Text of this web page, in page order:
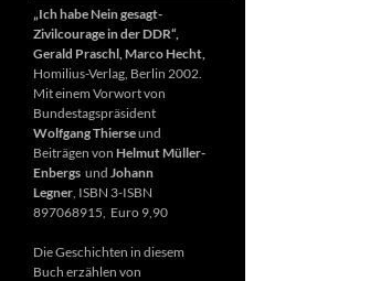
„Ich habe Nein gesagt-
Zivilcourage in der DDR“,
Gerald Praschl, Marco Hecht,
Homilius-Verlag, Berlin 2002.
Mit einem Vorwort von
Bundestagspräsident
Wolfgang Thierseund
Beiträgen von Helmut Müller-
Enbergs und Johann
Legner , ISBN 3-ISBN
897068915, Euro 9,90
Die Geschichten in diesem
Buch erzählen von